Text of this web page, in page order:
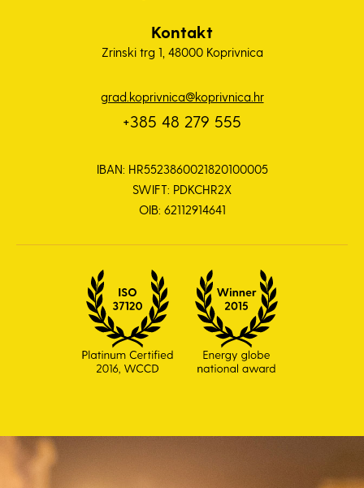
Kontakt
Zrinski trg 1, 48000 Koprivnica
grad.koprivnica@koprivnica.hr
+385 48 279 555
IBAN: HR5523860021820100005
SWIFT: PDKCHR2X
OIB: 62112914641